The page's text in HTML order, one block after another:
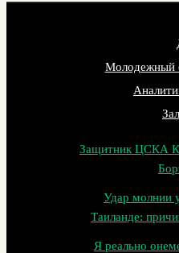
Молодежный
Защитник ЦСКА
Удар молнии
Таиланде:
Я реально